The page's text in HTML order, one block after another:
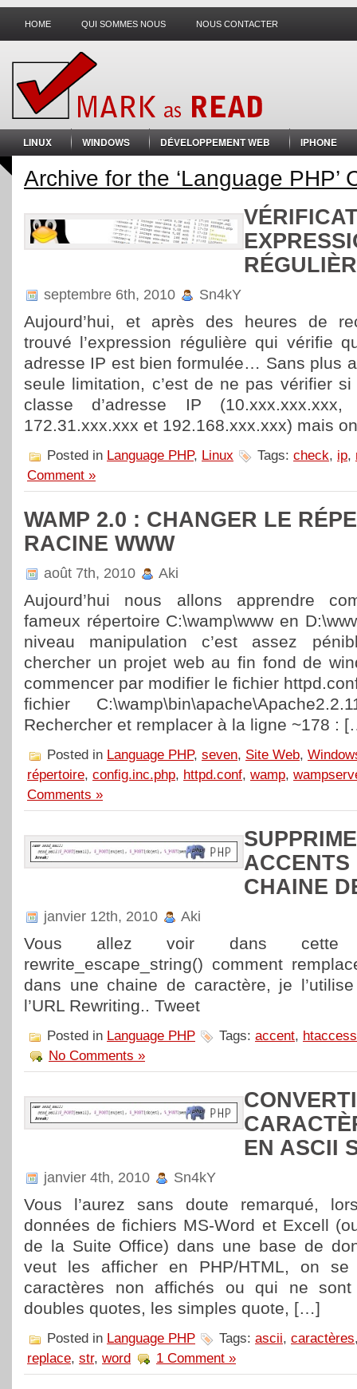
HOME QUI SOMMES NOUS NOUS CONTACTER
LINUX WINDOWS DÉVELOPPEMENT WEB IPHONE
Archive for the ‘Language PHP’
septembre 6th, 2010 Sn4kY
Aujourd’hui, et après des heures de
trouvé l’expression régulière qui vérifie
adresse IP est bien formulée… Sans plus
seule limitation, c’est de ne pas vérifier si
classe d’adresse IP (10.xxx.xxx.xxx,
172.31.xxx.xxx et 192.168.xxx.xxx) mais
Posted in Language PHP, Linux Tags: check, ip,
Comment »
WAMP 2.0 : CHANGER LE
RACINE WWW
août 7th, 2010 Aki
Aujourd’hui nous allons apprendre
fameux répertoire C:\wamp\www en
niveau manipulation c’est assez
chercher un projet web au fin fond de
commencer par modifier le fichier
fichier
Rechercher et remplacer à la ligne ~178 :
Posted in Language PHP, seven, Site Web,
répertoire, config.inc.php, httpd.conf, wamp,
Comments »
CHAINE
janvier 12th, 2010 Aki
Vous allez voir dans cette
rewrite_escape_string() comment
dans une chaine de caractère, je
l’URL Rewriting.. Tweet
Posted in Language PHP Tags: accent, htaccess
No Comments »
EN ASCII
janvier 4th, 2010 Sn4kY
Vous l’aurez sans doute remarqué,
données de fichiers MS-Word et Excell
de la Suite Office) dans une base de
veut les afficher en PHP/HTML, on se
caractères non affichés ou qui ne
doubles quotes, les simples quote, […]
Posted in Language PHP Tags: ascii, caractères
replace, str, word 1 Comment »